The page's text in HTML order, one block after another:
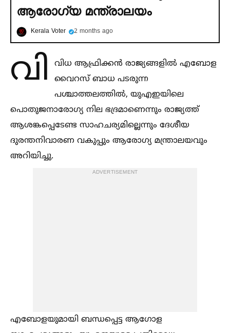
ആരോഗ്യ മന്ത്രാലയം
Kerala Voter 2 months ago
വി
വിധ ആഫ്രിക്കൻ രാജ്യങ്ങളില്‍ എബോള
വൈറസ് ബാധ പടരുന്ന
പശ്ചാത്തലത്തില്‍, യുഎഇയിലെ
പൊതുജനാരോഗ്യ നില ഭദ്രമാണെന്നും രാജ്യത്ത്
ആശങ്കപ്പെടേണ്ട സാഹചര്യമില്ലെന്നും ദേശീയ
ദുരന്തനിവാരണ വകുപ്പും ആരോഗ്യ മന്ത്രാലയവും
അറിയിച്ചു.
ADVERTISEMENT
എബോളയുമായി ബന്ധപ്പെട്ട ആഗോള